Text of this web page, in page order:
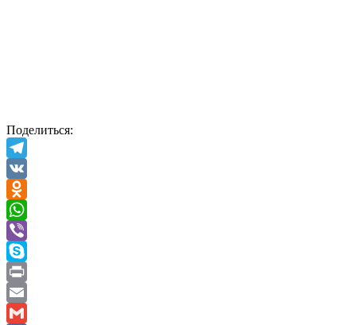
Поделиться:
Telegram
VK
Odnoklassniki
WhatsApp
Viber
Skype
Print
Email